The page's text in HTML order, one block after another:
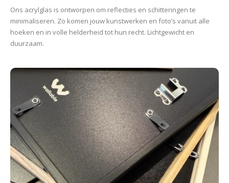
Ons acrylglas is ontworpen om reflecties en schitteringen te
minimaliseren. Zo komen jouw kunstwerken en foto’s vanuit alle
hoeken en in volle helderheid tot hun recht. Lichtgewicht en
duurzaam.